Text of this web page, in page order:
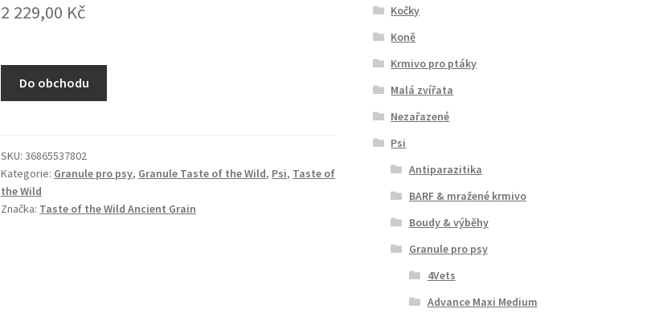
2 229,00 Kč
Do obchodu
SKU:36865537802
Kategorie: Granule pro psy, Granule Taste of the Wild, Psi, Taste of
the Wild
Značka: Taste of the Wild Ancient Grain
Kočky
Koně
Krmivo pro ptáky
Malá zvířata
Nezařazené
Psi
Antiparazitika
BARF & mražené krmivo
Boudy & výběhy
Granule pro psy
4Vets
Advance Maxi Medium